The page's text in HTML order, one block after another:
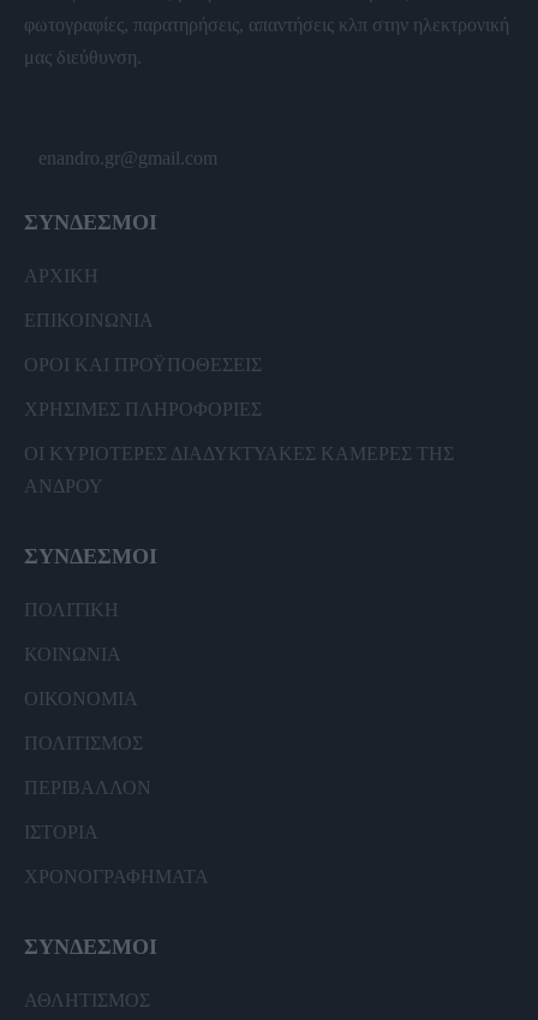
φωτογραφίες, παρατηρήσεις, απαντήσεις κλπ στην ηλεκτρονική
μας διεύθυνση.
enandro.gr@gmail.com
ΣΥΝΔΕΣΜΟΙ
ΑΡΧΙΚΗ
ΕΠΙΚΟΙΝΩΝΙΑ
ΟΡΟΙ ΚΑΙ ΠΡΟΫΠΟΘΕΣΕΙΣ
ΧΡΗΣΙΜΕΣ ΠΛΗΡΟΦΟΡΙΕΣ
ΟΙ ΚΥΡΙΟΤΕΡΕΣ ΔΙΑΔΥΚΤΥΑΚΕΣ ΚΑΜΕΡΕΣ ΤΗΣ
ΑΝΔΡΟΥ
ΣΥΝΔΕΣΜΟΙ
ΠΟΛΙΤΙΚΗ
ΚΟΙΝΩΝΙΑ
ΟΙΚΟΝΟΜΙΑ
ΠΟΛΙΤΙΣΜΟΣ
ΠΕΡΙΒΑΛΛΟΝ
ΙΣΤΟΡΙΑ
ΧΡΟΝΟΓΡΑΦΗΜΑΤΑ
ΣΥΝΔΕΣΜΟΙ
ΑΘΛΗΤΙΣΜΟΣ